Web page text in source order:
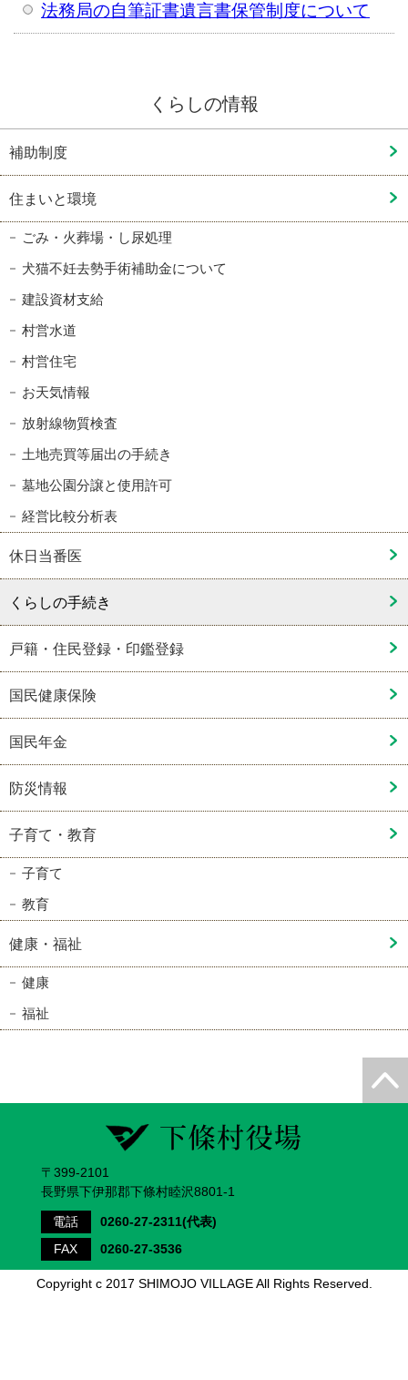
法務局の自筆証書遺言書保管制度について
くらしの情報
補助制度
住まいと環境
ごみ・火葬場・し尿処理
犬猫不妊去勢手術補助金について
建設資材支給
村営水道
村営住宅
お天気情報
放射線物質検査
土地売買等届出の手続き
墓地公園分譲と使用許可
経営比較分析表
休日当番医
くらしの手続き
戸籍・住民登録・印鑑登録
国民健康保険
国民年金
防災情報
子育て・教育
子育て
教育
健康・福祉
健康
福祉
〒399-2101
長野県下伊那郡下條村睦沢8801-1
電話
0260-27-2311(代表)
FAX
0260-27-3536
Copyright c 2017 SHIMOJO VILLAGE All Rights Reserved.